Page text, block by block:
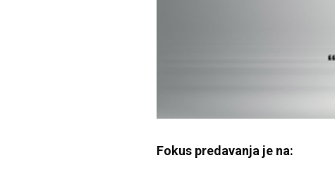
Fokus predavanja je na: